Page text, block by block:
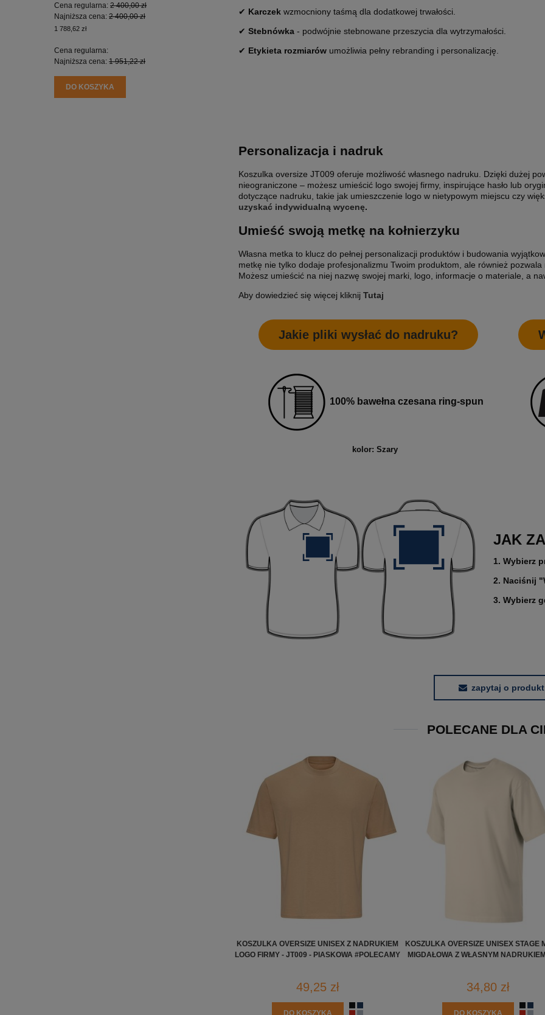
Cena regularna: 2 400,00 zł
Najniższa cena: 2 400,00 zł
1 788,62 zł
Cena regularna:
Najniższa cena: 1 951,22 zł
DO KOSZYKA
Najniższa cena:1 850,00 zł
1 341,46 zł
Cena regularna:
Najniższa cena:
1 788,62 zł
Cena regularna:
✔ Karczek wzmocniony taśmą dla dodatkowej trwałości.
✔ Stebnówka - podwójnie stebnowane przeszycia dla wytrzymałości.
✔ Etykieta rozmiarów umożliwia pełny rebranding i personalizację.
Personalizacja i nadruk
Koszulka oversize JT009 oferuje możliwość własnego nadruku. Dzięki dużej
nieograniczone – możesz umieścić logo swojej firmy, inspirujące hasło lub
dotyczące nadruku, takie jak umieszczenie logo w nietypowym miejscu czy
uzyskać indywidualną wycenę.
Umieść swoją metkę na kołnierzyku
Własna metka to klucz do pełnej personalizacji produktów i budowania
metkę nie tylko dodaje profesjonalizmu Twoim produktom, ale również
Możesz umieścić na niej nazwę swojej marki, logo, informacje o materiale, a
Aby dowiedzieć się więcej kliknij Tutaj
Jakie pliki wysłać do nadruku?
100% bawełna czesana ring-spun
kolor: Szary
JAK
1. Wybierz
2. Naciśnij
3. Wybierz
zapytaj o produkt
POLECANE DLA
KOSZULKA OVERSIZE UNISEX Z NADRUKIEM
LOGO FIRMY - JT009 - PIASKOWA #POLECAMY
49,25 zł
KOSZULKA OVERSIZE UNISEX STAGE
MIGDAŁOWA Z WŁASNYM
34,80 zł